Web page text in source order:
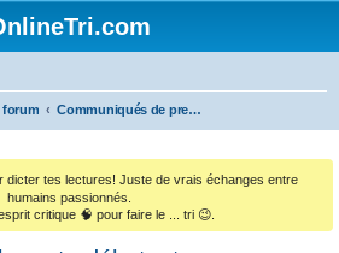
forum Communiqués de presse & Annonces commerciales
dicter tes lectures! Juste de vrais échanges entre
humains passionnés.
critique 🧠 pour faire le ... tri 😉.